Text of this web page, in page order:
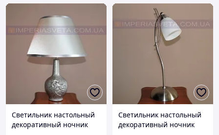
Светильник настольный
декоративный ночник
Светильник настольный
декоративный ночник